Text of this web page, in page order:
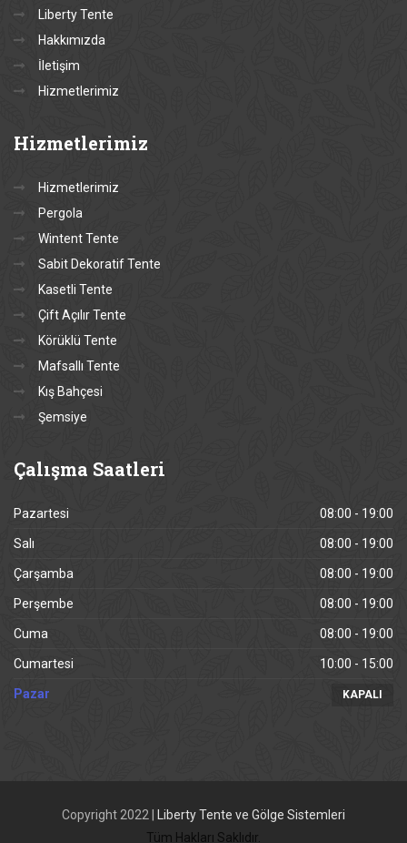
Liberty Tente
Hakkımızda
İletişim
Hizmetlerimiz
Hizmetlerimiz
Hizmetlerimiz
Pergola
Wintent Tente
Sabit Dekoratif Tente
Kasetli Tente
Çift Açılır Tente
Körüklü Tente
Mafsallı Tente
Kış Bahçesi
Şemsiye
Çalışma Saatleri
Pazartesi 08:00 - 19:00
Salı 08:00 - 19:00
Çarşamba 08:00 - 19:00
Perşembe 08:00 - 19:00
Cuma 08:00 - 19:00
Cumartesi 10:00 - 15:00
Pazar KAPALI
Copyright 2022 |
Liberty Tente ve Gölge Sistemleri
Tüm Hakları Saklıdır.